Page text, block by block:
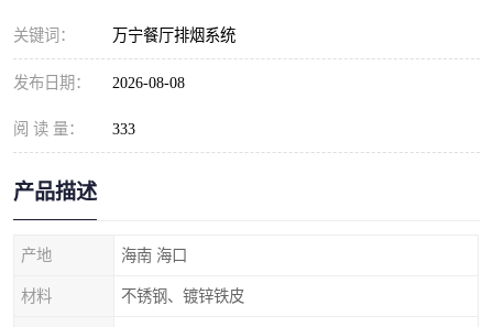
关键词： 万宁餐厅排烟系统
发布日期： 2026-08-08
阅 读 量： 333
产品描述
产地 海南 海口
材料 不锈钢、镀锌铁皮